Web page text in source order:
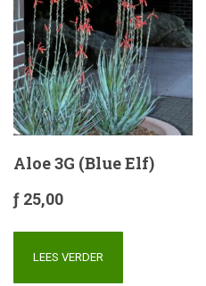
Aloe 3G (Blue Elf)
ƒ 25,00
LEES VERDER